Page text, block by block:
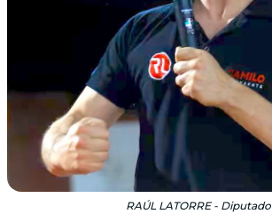
RAÚL LATORRE - Diputado